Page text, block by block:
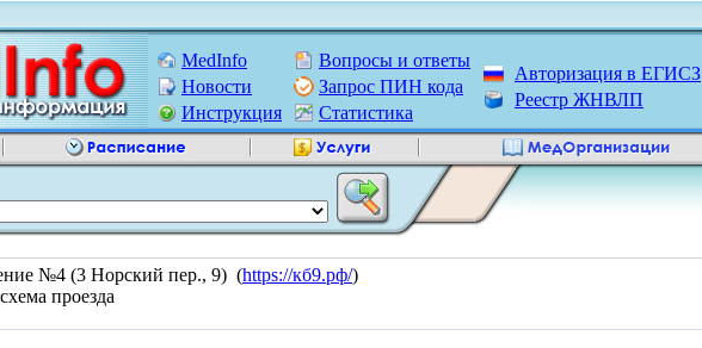
MedInfo
Новости
Инструкция
Вопросы и ответы
Запрос ПИН кода
Статистика
Авторизация в ЕГИСЗ
Реестр ЖНВЛП
№4 (3 Норский пер., 9) (https://кб9.рф/)
проезда